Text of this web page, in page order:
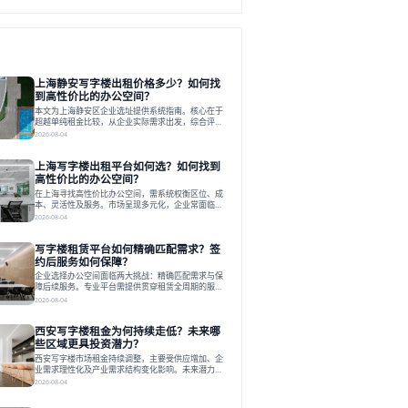
上海静安写字楼出租价格多少？如何找
到高性价比的办公空间？
本文为上海静安区企业选址提供系统指南。核心在于
超越单纯租金比较，从企业实际需求出发，综合评估
交通、硬件、空间弹性、配套服务及产业生态等多维
升性价比，并通过不同规模企业的实际案例加以说
明。之后指出，专业运营服务商提供的稳定环境、社
群活动与产业集聚等增值服务，是很大化空间价值、
助力企业成长的关键。对于许多在
2026-08-04
上海写字楼出租平台如何选？如何找到
高性价比的办公空间？
在上海寻找高性价比办公空间，需系统权衡区位、成
本、灵活性及服务。市场呈现多元化，企业常面临租
赁流程复杂、隐性成本高等挑战。选择平台时，应评
区、灵活产品和丰富配套，满足不同企业需求。企业
应明确自身需求，实地考察，选择能支持长期发展、
提升竞争力的办公空间。在上海寻找合适的办公空
间，对于企业行政负责人、中小企业主
2026-08-04
写字楼租赁平台如何精确匹配需求？签
约后服务如何保障？
企业选择办公空间面临两大挑战：精确匹配需求与保
障后续服务。专业平台需提供贯穿租赁全周期的服
务，将企业从非核心事务中解放。精确匹配需结合企
的全周期保障体系。德必集团通过标准化服务与个性
化运营结合，以全国布局和产业生态圈为企业提供稳
定支持，体现了从信息撮合到深度服务的能力转变。
在为企业寻找办公空间的过程中，
2026-08-04
西安写字楼租金为何持续走低？未来哪
些区域更具投资潜力？
西安写字楼市场租金持续调整，主要受供应增加、企
业需求理性化及产业需求结构变化影响。未来潜力区
域集中在产业集聚、交利及城市更新地带，如高新区
2026-08-04